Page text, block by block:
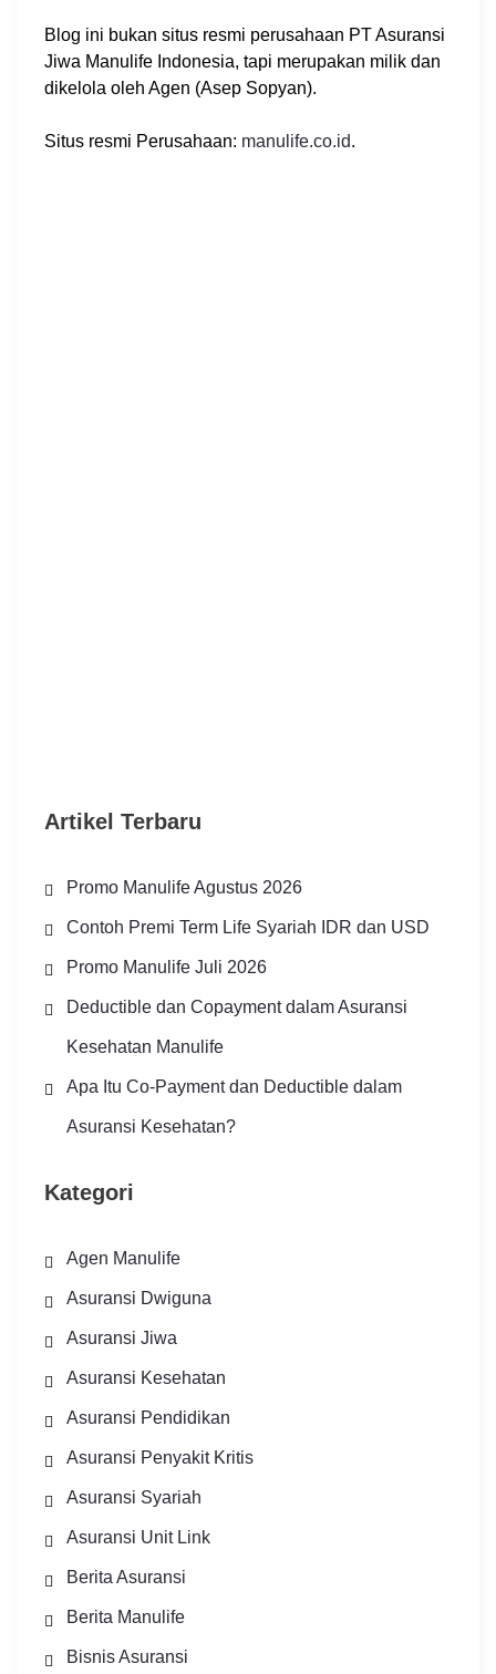
Blog ini bukan situs resmi perusahaan PT Asuransi
Jiwa Manulife Indonesia, tapi merupakan milik dan
dikelola oleh Agen (Asep Sopyan).
Situs resmi Perusahaan: manulife.co.id.
Artikel Terbaru
Promo Manulife Agustus 2026
Contoh Premi Term Life Syariah IDR dan USD
Promo Manulife Juli 2026
Deductible dan Copayment dalam Asuransi
Kesehatan Manulife
Apa Itu Co-Payment dan Deductible dalam
Asuransi Kesehatan?
Kategori
Agen Manulife
Asuransi Dwiguna
Asuransi Jiwa
Asuransi Kesehatan
Asuransi Pendidikan
Asuransi Penyakit Kritis
Asuransi Syariah
Asuransi Unit Link
Berita Asuransi
Berita Manulife
Bisnis Asuransi